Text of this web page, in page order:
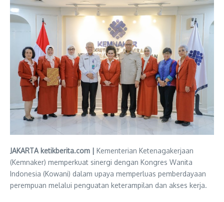
JAKARTA ketikberita.com | Kementerian Ketenagakerjaan
(Kemnaker) memperkuat sinergi dengan Kongres Wanita
Indonesia (Kowani) dalam upaya memperluas pemberdayaan
perempuan melalui penguatan keterampilan dan akses kerja.